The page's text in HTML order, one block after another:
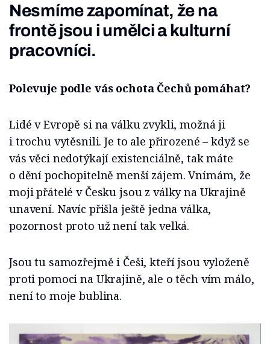
Nesmíme zapomínat, že na
frontě jsou i umělci a kulturní
pracovníci.
Polevuje podle vás ochota Čechů pomáhat?
Lidé v Evropě si na válku zvykli, možná ji
i trochu vytěsnili. Je to ale přirozené – když se
vás věci nedotýkají existenciálně, tak máte
o dění pochopitelně menší zájem. Vnímám, že
moji přátelé v Česku jsou z války na Ukrajině
unavení. Navíc přišla ještě jedna válka,
pozornost proto už není tak velká.
Jsou tu samozřejmě i Češi, kteří jsou vyloženě
proti pomoci na Ukrajině, ale o těch vím málo,
není to moje bublina.